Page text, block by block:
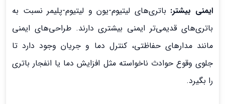
ایمنی بیشتر: باتری‌های لیتیوم-یون و لیتیوم-پلیمر نسبت به
باتری‌های قدیمی‌تر ایمنی بیشتری دارند. طراحی‌های ایمنی
مانند مدارهای حفاظتی، کنترل دما و جریان وجود دارد تا
جلوی وقوع حوادث ناخواسته مثل افزایش دما یا انفجار باتری
را بگیرد.